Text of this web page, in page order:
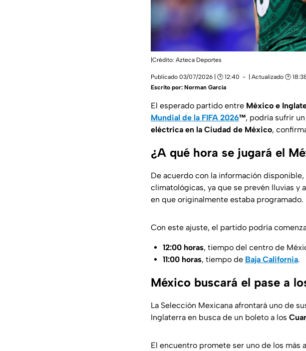
|Crédito: Azteca Deportes
Publicado 03/07/2026 | 🕑 12:40 | Actualizado 🕑
Escrito por: Norman García
El esperado partido entre México e
Mundial de la FIFA 2026™, podría sufrir un
eléctrica en la Ciudad de México,
¿A qué hora se jugará el
De acuerdo con la información
climatológicas, ya que se prevén lluvias
en que originalmente estaba programado.
Con este ajuste, el partido podría
12:00 horas, tiempo del centro de
11:00 horas, tiempo de Baja California.
México buscará el pase a
La Selección Mexicana afrontará uno de
Inglaterra en busca de un boleto a los
El encuentro promete ser uno de los más